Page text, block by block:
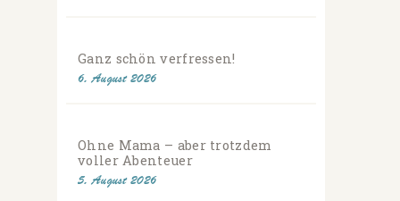
Ganz schön verfressen!
6. August 2026
Ohne Mama – aber trotzdem
voller Abenteuer
5. August 2026